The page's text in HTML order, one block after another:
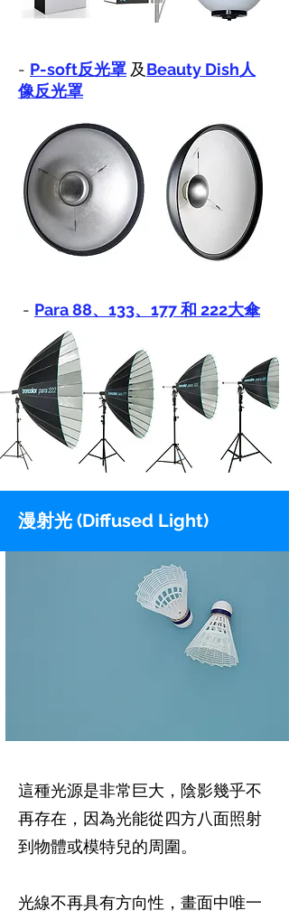
- P-soft反光罩 及Beauty Dish人
像反光罩
- Para 88、133、177 和 222大傘
漫射光 (Diffused Light)
這種光源是非常巨大，陰影幾乎不
再存在，因為光能從四方八面照射
到物體或模特兒的周圍。
光線不再具有方向性，畫面中唯一